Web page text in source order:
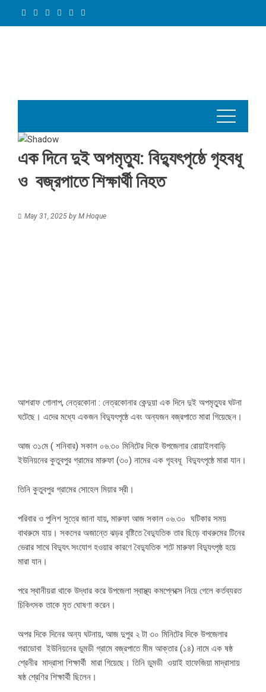
এক দিনে দুই অপমৃত্যু: বিদ্যুৎপৃষ্ঠে গৃহবধূ
ও বজ্রপাতে শিক্ষার্থী নিহত
May 31, 2025 by M Hoque
আশরাফ গোলাপ, নেত্রকোনা : নেত্রকোনার কেন্দুয়া এক দিনে দুই অপমৃত্যুর ঘটনা
ঘটেছে। এদের মধ্যে একজন বিদ্যুৎপৃষ্ঠে এবং অন্যজন বজ্রপাতে মারা গিয়েছেন।
আজ ৩১মে ( শনিবার) সকাল ০৬.৩০ মিনিটের দিকে উপজেলার রোয়াইলবাড়ি
ইউনিয়নের কুতুবপুর গ্রামের মারুফা (৩০) নামের এক গৃহবধূ বিদ্যুৎপৃষ্ঠে মারা যান।
তিনি কুতুবপুর গ্রামের সোহেল মিয়ার স্রী।
পরিবার ও পুলিশ সূত্রে জানা যায়, মারুফা আজ সকাল ০৬.৩০ ঘটিকার সময়
বাথরুমে যায়। সকলের অজান্তে ঝড়র বৃষ্টিতে বৈদ্যুতিক তার ছিড়ে বাথরুমের টিনের
ভেরার সাথে বিদ্যুৎ সংযোগ হওয়ার কারণে বৈদ্যুতিক শটে মারুফা বিদ্যুৎপৃষ্ঠ হয়ে
মারা যান।
পরে স্থানীয়রা থাকে উদ্ধার করে উপজেলা স্বাস্থ্য কমপ্লেক্সে নিয়ে গেলে কর্তব্যরত
চিকিৎসক তাকে মৃত ঘোষণা করেন।
অপর দিকে দিনের অন্য ঘটনায়, আজ দুপুর ২ টা ৩০ মিনিটের দিকে উপজেলার
গরাডোবা ইউনিয়নের ডুমডী গ্রামে বজ্রপাতে মীম আক্তার (১৪) নামে এক ষষ্ঠ
শ্রেনীর মাদ্রাসা শিক্ষার্থী মারা গিয়েছে। তিনি ডুমডী ওয়াই হাফেজিয়া মাদ্রাসায়
ষষ্ঠ শ্রেণির শিক্ষার্থী ছিলেন।